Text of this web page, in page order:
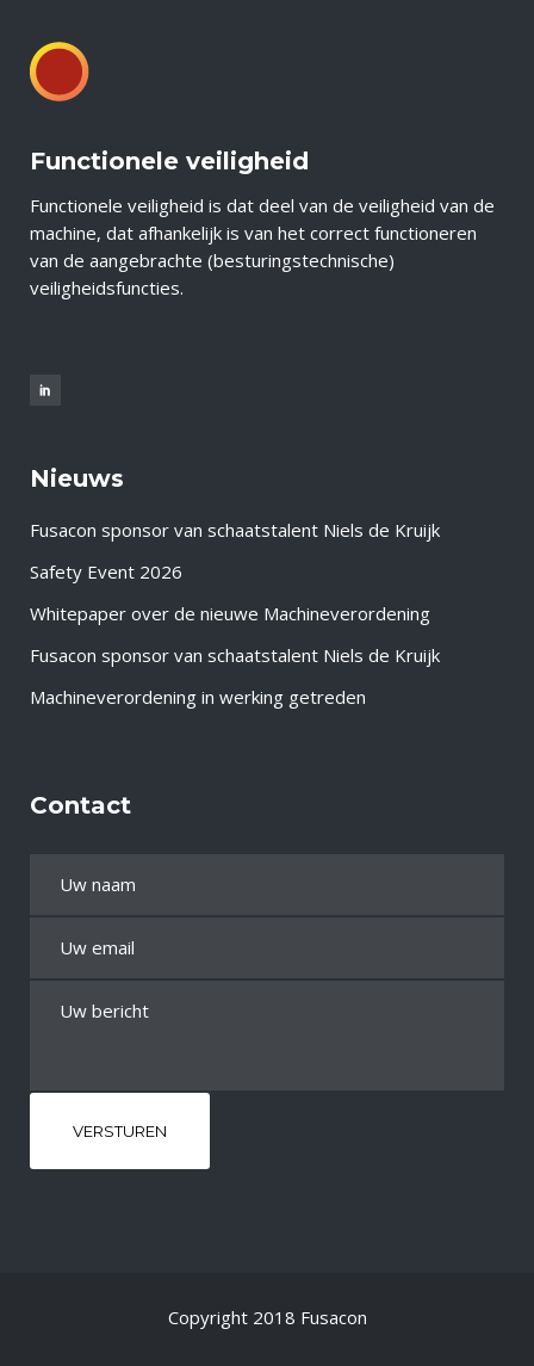
Functionele veiligheid
Functionele veiligheid is dat deel van de veiligheid van de
machine, dat afhankelijk is van het correct functioneren
van de aangebrachte (besturingstechnische)
veiligheidsfuncties.
Nieuws
Fusacon sponsor van schaatstalent Niels de Kruijk
Safety Event 2026
Whitepaper over de nieuwe Machineverordening
Fusacon sponsor van schaatstalent Niels de Kruijk
Machineverordening in werking getreden
Contact
Copyright 2018 Fusacon